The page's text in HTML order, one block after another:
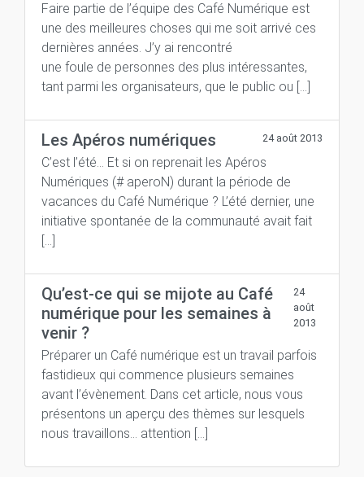
Faire partie de l’équipe des Café Numérique est
une des meilleures choses qui me soit arrivé ces
dernières années. J’y ai rencontré
une foule de personnes des plus intéressantes,
tant parmi les organisateurs, que le public ou […]
Les Apéros numériques 24 août 2013
C’est l’été… Et si on reprenait les Apéros
Numériques (# aperoN) durant la période de
vacances du Café Numérique ? L’été dernier, une
initiative spontanée de la communauté avait fait
[…]
Qu’est-ce qui se mijote au Café
numérique pour les semaines à
venir ?
24
août
2013
Préparer un Café numérique est un travail parfois
fastidieux qui commence plusieurs semaines
avant l’évènement. Dans cet article, nous vous
présentons un aperçu des thèmes sur lesquels
nous travaillons… attention […]